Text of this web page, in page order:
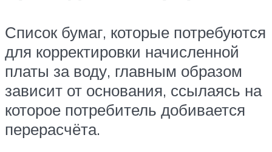
Список бумаг, которые потребуются
для корректировки начисленной
платы за воду, главным образом
зависит от основания, ссылаясь на
которое потребитель добивается
перерасчёта.